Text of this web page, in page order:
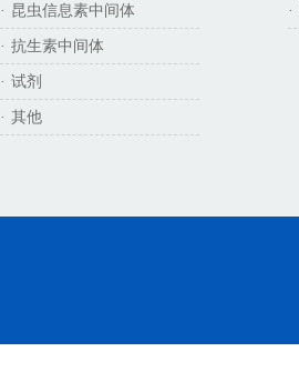
· 昆虫信息素中间体
· 抗生素中间体
· 试剂
· 其他
·